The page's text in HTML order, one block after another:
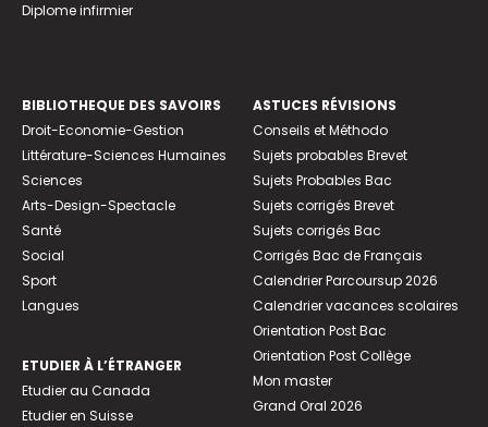
Diplome infirmier
BIBLIOTHEQUE DES SAVOIRS
Droit-Economie-Gestion
Littérature-Sciences Humaines
Sciences
Arts-Design-Spectacle
Santé
Social
Sport
Langues
ETUDIER À L’ÉTRANGER
Etudier au Canada
Etudier en Suisse
ASTUCES RÉVISIONS
Conseils et Méthodo
Sujets probables Brevet
Sujets Probables Bac
Sujets corrigés Brevet
Sujets corrigés Bac
Corrigés Bac de Français
Calendrier Parcoursup 2026
Calendrier vacances scolaires
Orientation Post Bac
Orientation Post Collège
Mon master
Grand Oral 2026